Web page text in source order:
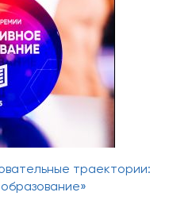
траектории: